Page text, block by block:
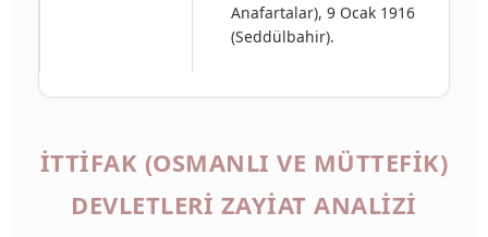
Anafartalar), 9 Ocak 1916
(Seddülbahir).
İTTİFAK (OSMANLI VE MÜTTEFİK)
DEVLETLERİ ZAYİAT ANALİZİ